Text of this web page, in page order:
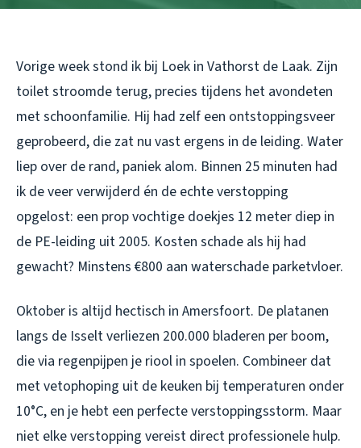
Vorige week stond ik bij Loek in Vathorst de Laak. Zijn
toilet stroomde terug, precies tijdens het avondeten
met schoonfamilie. Hij had zelf een ontstoppingsveer
geprobeerd, die zat nu vast ergens in de leiding. Water
liep over de rand, paniek alom. Binnen 25 minuten had
ik de veer verwijderd én de echte verstopping
opgelost: een prop vochtige doekjes 12 meter diep in
de PE-leiding uit 2005. Kosten schade als hij had
gewacht? Minstens €800 aan waterschade parketvloer.
Oktober is altijd hectisch in Amersfoort. De platanen
langs de Isselt verliezen 200.000 bladeren per boom,
die via regenpijpen je riool in spoelen. Combineer dat
met vetophoping uit de keuken bij temperaturen onder
10°C, en je hebt een perfecte verstoppingsstorm. Maar
niet elke verstopping vereist direct professionele hulp.